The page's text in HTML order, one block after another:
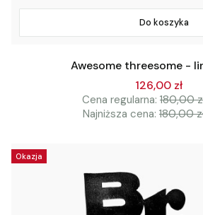
Do koszyka
Awesome threesome -
126,00 zł
Cena regularna: 180,00
Najniższa cena: 180,00
Okazja